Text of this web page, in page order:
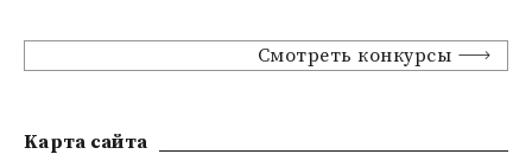
Смотреть конкурсы
Kарта сайта